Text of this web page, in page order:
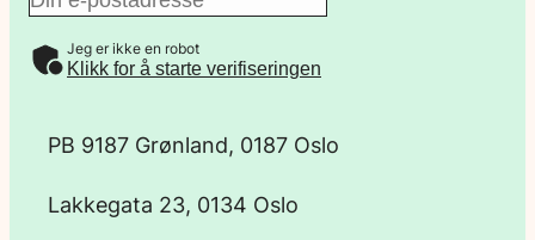
- Jeg er ikke en robot
Klikk for å starte verifiseringen
PB 9187 Grønland, 0187 Oslo
Lakkegata 23, 0134 Oslo